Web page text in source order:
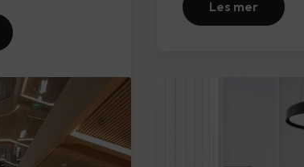
Les mer